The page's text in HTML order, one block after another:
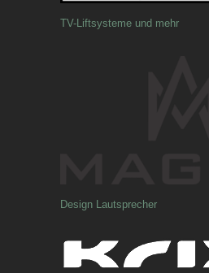
TV-Liftsysteme und mehr
Design Lautsprecher